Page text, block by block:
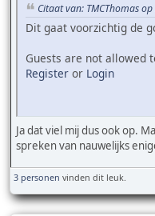
Citaat van: TMCThomas
Dit gaat voorzichtig de
Guests are not allowed
Register or Login
Ja dat viel mij dus ook op.
spreken van nauwelijks
3 personen vinden dit leuk.